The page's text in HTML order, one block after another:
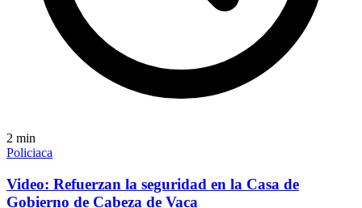
2 min
Policiaca
Video: Refuerzan la seguridad en la Casa de
Gobierno de Cabeza de Vaca